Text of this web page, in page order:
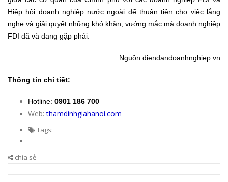
Hiệp hội doanh nghiệp nước ngoài để thuận tiện cho việc lắng
nghe và giải quyết những khó khăn, vướng mắc mà doanh nghiệp
FDI đã và đang gặp phải.
Nguồn:diendandoanhnghiep.vn
Thông tin chi tiết:
Hotline: 0901 186 700
Web:thamdinhgiahanoi.com
Tags:
chia sẻ